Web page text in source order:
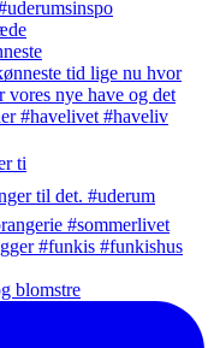
ti
blomstre